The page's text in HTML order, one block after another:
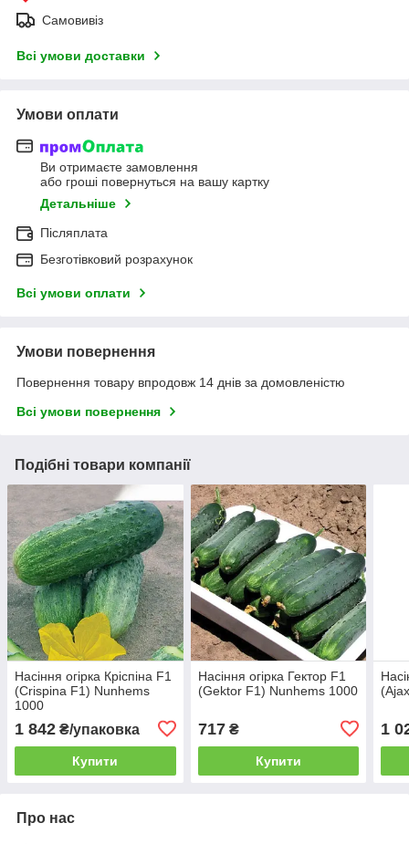
Самовивіз
Всі умови доставки
Умови оплати
Ви отримаєте замовлення
або гроші повернуться на вашу картку
Детальніше
Післяплата
Безготівковий розрахунок
Всі умови оплати
Умови повернення
Повернення товару впродовж 14 днів за домовленістю
Всі умови повернення
Подібні товари компанії
Насіння огірка Кріспіна F1
(Crispina F1) Nunhems
1000
1 842 ₴/упаковка
Купити
Насіння огірка Гектор F1
(Gektor F1) Nunhems 1000
717₴
Купити
1
Про нас